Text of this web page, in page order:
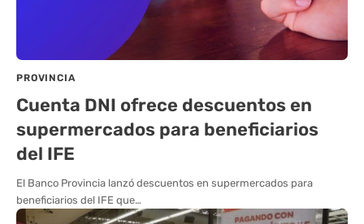
PROVINCIA
Cuenta DNI ofrece descuentos en
supermercados para beneficiarios
del IFE
El Banco Provincia lanzó descuentos en supermercados para
beneficiarios del IFE que…